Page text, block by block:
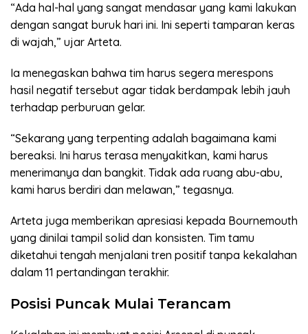
“Ada hal-hal yang sangat mendasar yang kami lakukan
dengan sangat buruk hari ini. Ini seperti tamparan keras
di wajah,” ujar Arteta.
Ia menegaskan bahwa tim harus segera merespons
hasil negatif tersebut agar tidak berdampak lebih jauh
terhadap perburuan gelar.
“Sekarang yang terpenting adalah bagaimana kami
bereaksi. Ini harus terasa menyakitkan, kami harus
menerimanya dan bangkit. Tidak ada ruang abu-abu,
kami harus berdiri dan melawan,” tegasnya.
Arteta juga memberikan apresiasi kepada Bournemouth
yang dinilai tampil solid dan konsisten. Tim tamu
diketahui tengah menjalani tren positif tanpa kekalahan
dalam 11 pertandingan terakhir.
Posisi Puncak Mulai Terancam